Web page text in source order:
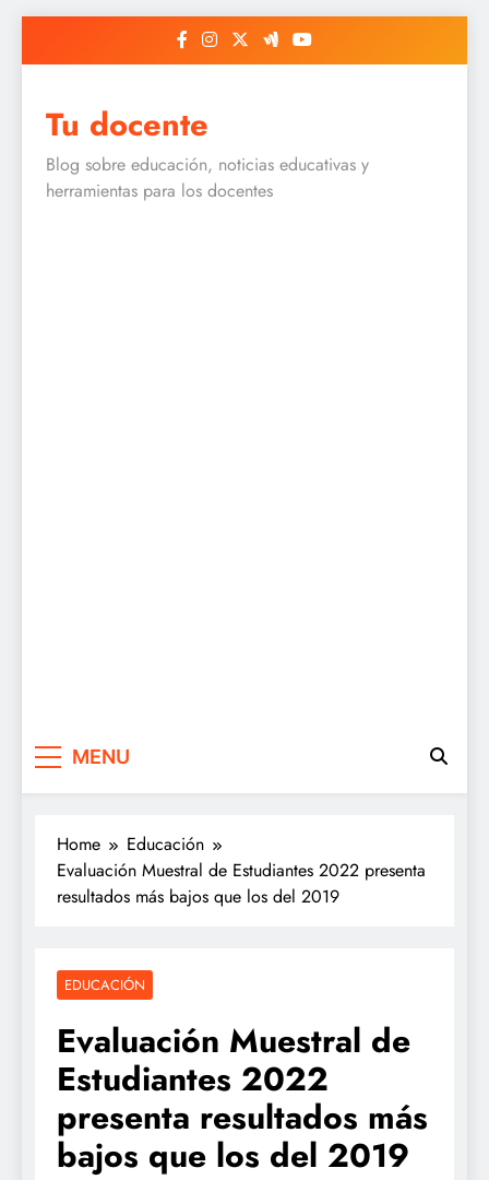
Tu docente
Blog sobre educación, noticias educativas y
herramientas para los docentes
MENU
Home
Educación
Evaluación Muestral de Estudiantes 2022 presenta
resultados más bajos que los del 2019
EDUCACIÓN
Evaluación Muestral de
Estudiantes 2022
presenta resultados más
bajos que los del 2019